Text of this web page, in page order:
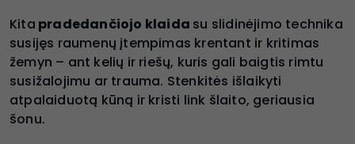
Kita pradedančiojo klaida su slidinėjimo technika
susijęs raumenų įtempimas krentant ir kritimas
žemyn – ant kelių ir riešų, kuris gali baigtis rimtu
susižalojimu ar trauma. Stenkitės išlaikyti
atpalaiduotą kūną ir kristi link šlaito, geriausia
šonu.